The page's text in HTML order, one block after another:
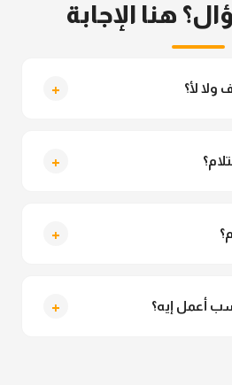
هنا الإجابة
لأ؟ +
+
+
أعمل إيه؟ +